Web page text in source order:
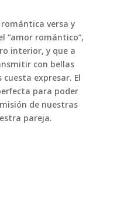
versa y
romántico”,
interior, y que a
con bellas
expresar. El
para poder
de nuestras
pareja.